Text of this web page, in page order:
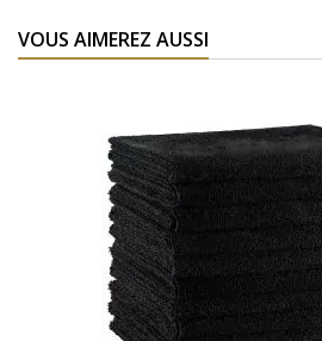
VOUS AIMEREZ AUSSI